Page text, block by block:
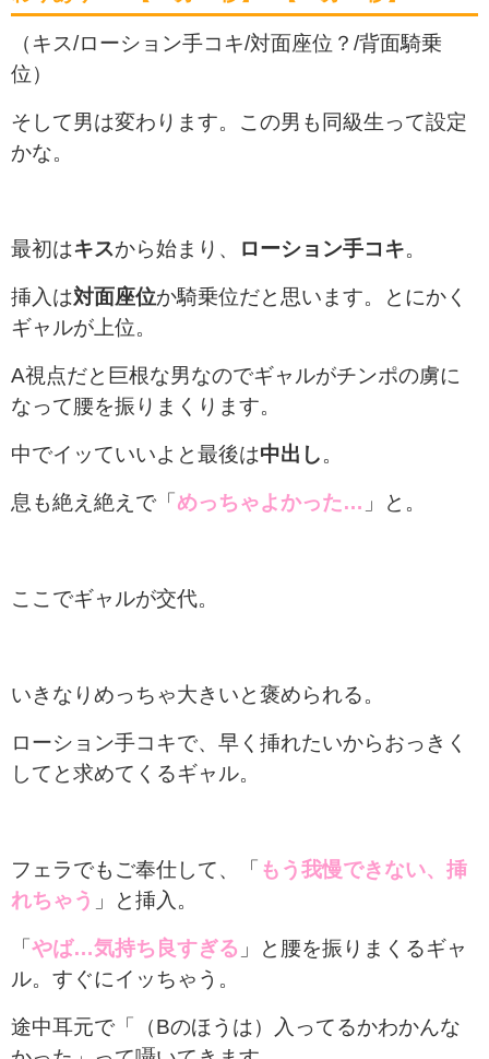
（キス/ローション手コキ/対面座位？/背面騎乗
位）
そして男は変わります。この男も同級生って設定
かな。
最初はキスから始まり、 ローション手コキ。
挿入は対面座位か騎乗位だと思います。とにかく
ギャルが上位。
A視点だと巨根な男なのでギャルがチンポの虜に
なって腰を振りまくります。
中でイッていいよと最後は中出し 。
息も絶え絶えで「 めっちゃよかった… 」と。
ここでギャルが交代。
いきなりめっちゃ大きいと褒められる。
ローション手コキで、早く挿れたいからおっきく
してと求めてくるギャル。
フェラでもご奉仕して、「 もう我慢できない、挿
れちゃう 」と挿入。
「 やば…気持ち良すぎる 」と腰を振りまくるギャ
ル。すぐにイッちゃう。
途中耳元で「（Bのほうは）入ってるかわかんな